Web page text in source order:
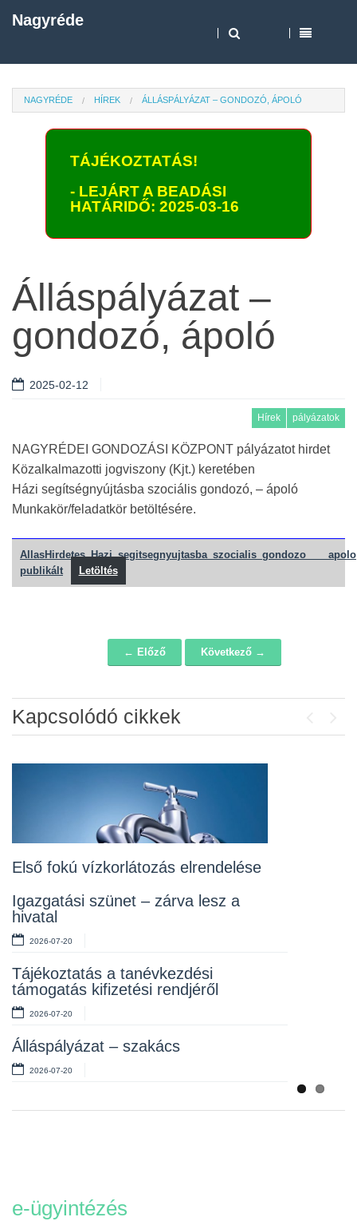
Nagyréde
NAGYRÉDE HÍREK ÁLLÁSPÁLYÁZAT – GONDOZÓ, ÁPOLÓ
TÁJÉKOZTATÁS!
- LEJÁRT A BEADÁSI
HATÁRIDŐ: 2025-03-16
Álláspályázat –
gondozó, ápoló
2025-02-12
Hírek pályázatok
NAGYRÉDEI GONDOZÁSI KÖZPONT pályázatot hirdet
Közalkalmazotti jogviszony (Kjt.) keretében
Házi segítségnyújtásba szociális gondozó, – ápoló
Munkakör/feladatkör betöltésére.
AllasHirdetes_Hazi_segitsegnyujtasba_szocialis_gondozo____apolo
publikált
Letöltés
← Előző Következő →
Kapcsolódó cikkek
Első fokú vízkorlátozás elrendelése
Igazgatási szünet – zárva lesz a
hivatal
2026-07-20
Tájékoztatás a tanévkezdési
támogatás kifizetési rendjéről
2026-07-20
Álláspályázat – szakács
2026-07-20
Álláspályázat – konyhai kisegítő
Lakossági fórum az Erzsébet téri
2026-07-10
Rendelet kihirdetése
2026-07-10
Álláspályázat – takarító
2026-07-06
e-ügyintézés